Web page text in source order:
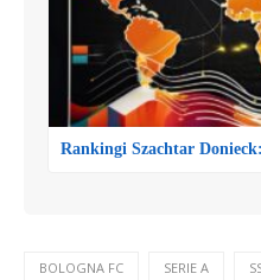
Rankingi Szachtar
BOLOGNA FC SERIE A